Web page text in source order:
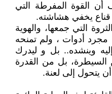
أن القوة المفرطة التي
قناع يخفي هشاشته.
التي جمعها، والهوية
مجرد أدوات ، ولم تمنحه
وينشده.. بل و ليدرك
السيطرة، بل من القدرة
يتحول إلى لعنة.